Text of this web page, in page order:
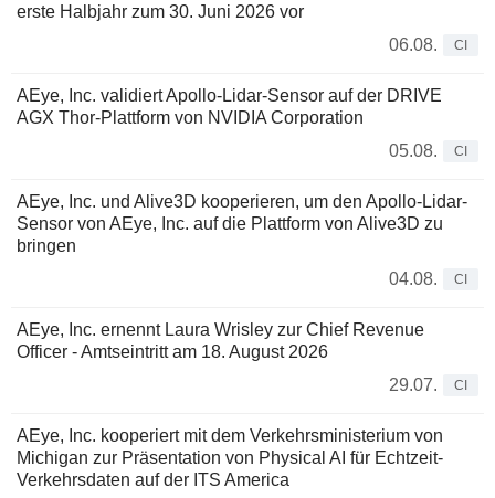
erste Halbjahr zum 30. Juni 2026 vor
06.08.
CI
AEye, Inc. validiert Apollo-Lidar-Sensor auf der DRIVE
AGX Thor-Plattform von NVIDIA Corporation
05.08.
CI
AEye, Inc. und Alive3D kooperieren, um den Apollo-Lidar-
Sensor von AEye, Inc. auf die Plattform von Alive3D zu
bringen
04.08.
CI
AEye, Inc. ernennt Laura Wrisley zur Chief Revenue
Officer - Amtseintritt am 18. August 2026
29.07.
CI
AEye, Inc. kooperiert mit dem Verkehrsministerium von
Michigan zur Präsentation von Physical AI für Echtzeit-
Verkehrsdaten auf der ITS America